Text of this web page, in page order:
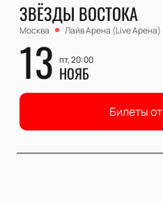
ЗВЁЗДЫ ВОСТОКА
Москва Лайв Арена (Live Арена)
13 пт, 20:00
НОЯБ
Билеты от